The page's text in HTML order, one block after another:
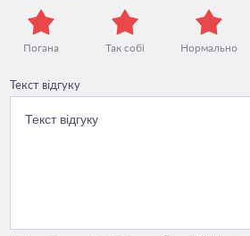
Погана Так собі Нормально
Текст відгуку